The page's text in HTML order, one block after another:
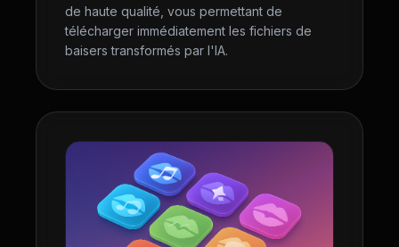
de haute qualité, vous permettant de
télécharger immédiatement les fichiers de
baisers transformés par l'IA.